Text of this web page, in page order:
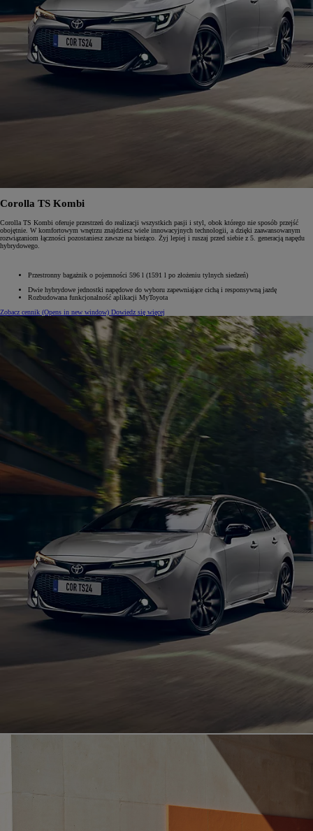
Corolla TS Kombi
Corolla TS Kombi oferuje przestrzeń do realizacji wszystkich pasji i styl, obok którego nie sposób przejść
obojętnie. W komfortowym wnętrzu znajdziesz wiele innowacyjnych technologii, a dzięki zaawansowanym
rozwiązaniom łączności pozostaniesz zawsze na bieżąco. Żyj lepiej i ruszaj przed siebie z 5. generacją napędu
hybrydowego.
Przestronny bagażnik o pojemności 596 l (1591 l po złożeniu tylnych siedzeń)
Dwie hybrydowe jednostki napędowe do wyboru zapewniające cichą i responsywną jazdę
Rozbudowana funkcjonalność aplikacji MyToyota
Zobacz cennik (Opens in new window) Dowiedz się więcej